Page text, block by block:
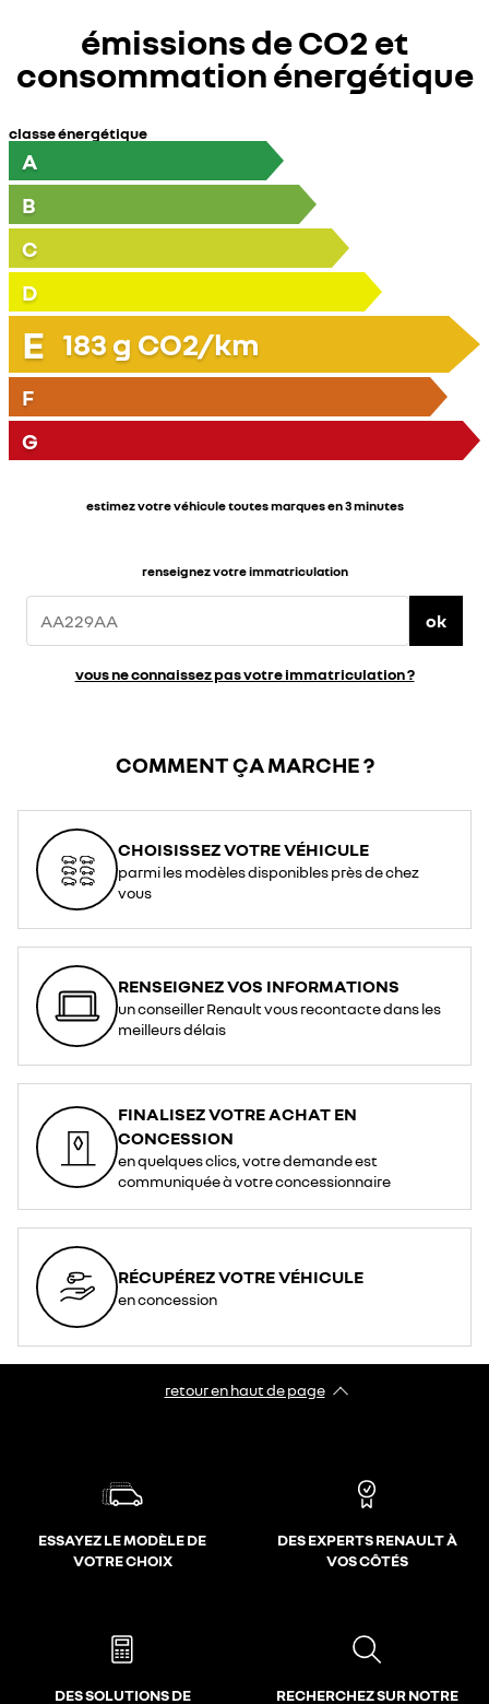
émissions de CO2 et
consommation énergétique
classe énergétique
A
B
C
D
E 183 g CO2/km
F
G
estimez votre véhicule toutes marques en 3 minutes
renseignez votre immatriculation
ok
vous ne connaissez pas votre immatriculation ?
COMMENT ÇA MARCHE ?
CHOISISSEZ VOTRE VÉHICULE
parmi les modèles disponibles près de chez
vous
RENSEIGNEZ VOS INFORMATIONS
un conseiller Renault vous recontacte dans les
meilleurs délais
FINALISEZ VOTRE ACHAT EN
CONCESSION
en quelques clics, votre demande est
communiquée à votre concessionnaire
RÉCUPÉREZ VOTRE VÉHICULE
en concession
retour en haut de page​
ESSAYEZ LE MODÈLE DE
VOTRE CHOIX
DES EXPERTS RENAULT À
VOS CÔTÉS
DES SOLUTIONS DE
RECHERCHEZ SUR NOTRE